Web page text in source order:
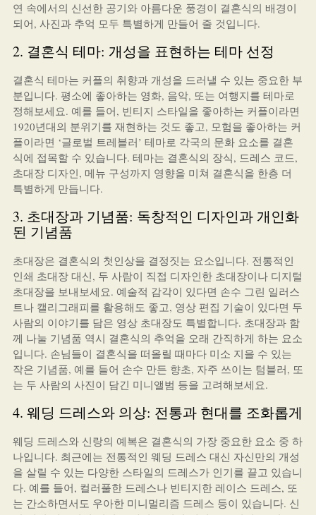
연 속에서의 신선한 공기와 아름다운 풍경이 결혼식의 배경이
되어, 사진과 추억 모두 특별하게 만들어 줄 것입니다.
2. 결혼식 테마: 개성을 표현하는 테마 선정
결혼식 테마는 커플의 취향과 개성을 드러낼 수 있는 중요한 부
분입니다. 평소에 좋아하는 영화, 음악, 또는 여행지를 테마로
정해보세요. 예를 들어, 빈티지 스타일을 좋아하는 커플이라면
1920년대의 분위기를 재현하는 것도 좋고, 모험을 좋아하는 커
플이라면 ‘글로벌 트레블러’ 테마로 각국의 문화 요소를 결혼
식에 접목할 수 있습니다. 테마는 결혼식의 장식, 드레스 코드,
초대장 디자인, 메뉴 구성까지 영향을 미쳐 결혼식을 한층 더
특별하게 만듭니다.
3. 초대장과 기념품: 독창적인 디자인과 개인화
된 기념품
초대장은 결혼식의 첫인상을 결정짓는 요소입니다. 전통적인
인쇄 초대장 대신, 두 사람이 직접 디자인한 초대장이나 디지털
초대장을 보내보세요. 예술적 감각이 있다면 손수 그린 일러스
트나 캘리그래피를 활용해도 좋고, 영상 편집 기술이 있다면 두
사람의 이야기를 담은 영상 초대장도 특별합니다. 초대장과 함
께 나눌 기념품 역시 결혼식의 추억을 오래 간직하게 하는 요소
입니다. 손님들이 결혼식을 떠올릴 때마다 미소 지을 수 있는
작은 기념품, 예를 들어 손수 만든 향초, 자주 쓰이는 텀블러, 또
는 두 사람의 사진이 담긴 미니앨범 등을 고려해보세요.
4. 웨딩 드레스와 의상: 전통과 현대를 조화롭게
웨딩 드레스와 신랑의 예복은 결혼식의 가장 중요한 요소 중 하
나입니다. 최근에는 전통적인 웨딩 드레스 대신 자신만의 개성
을 살릴 수 있는 다양한 스타일의 드레스가 인기를 끌고 있습니
다. 예를 들어, 컬러풀한 드레스나 빈티지한 레이스 드레스, 또
는 간소하면서도 우아한 미니멀리즘 드레스 등이 있습니다. 신